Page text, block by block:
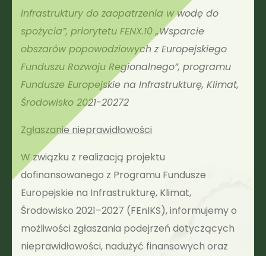
infrastruktury do zaopatrzenia w wodę do
spożycia”, priorytetu FENX.10 „Wsparcie
obszarów popowodziowych z Europejskiego
Funduszu Rozwoju Regionalnego”, programu
Fundusze Europejskie na Infrastrukturę, Klimat,
Środowisko 2021-20272
Zgłaszanie nieprawidłowości
W związku z realizacją projektu
dofinansowanego z Programu Fundusze
Europejskie na Infrastrukturę, Klimat,
Środowisko 2021–2027 (FEnIKS), informujemy o
możliwości zgłaszania podejrzeń dotyczących
nieprawidłowości, nadużyć finansowych oraz